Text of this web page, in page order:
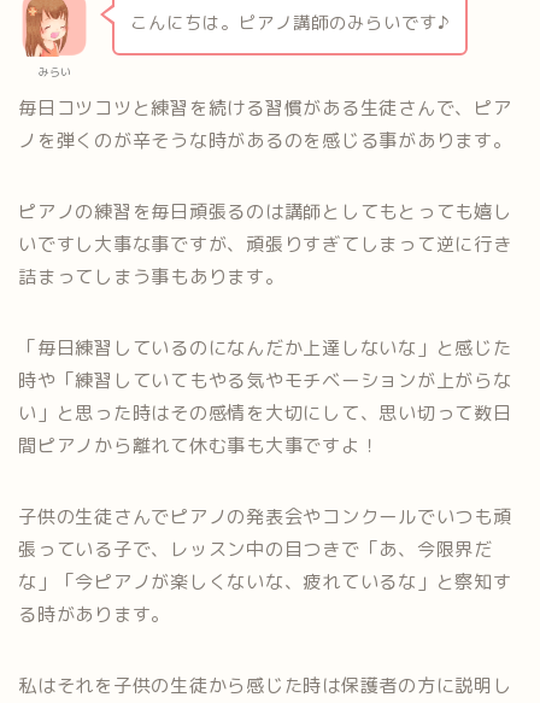
みらい
こんにちは。ピアノ講師のみらいです♪
毎日コツコツと練習を続ける習慣がある生徒さんで、ピア
ノを弾くのが辛そうな時があるのを感じる事があります。
ピアノの練習を毎日頑張るのは講師としてもとっても嬉し
いですし大事な事ですが、頑張りすぎてしまって逆に行き
詰まってしまう事もあります。
「毎日練習しているのになんだか上達しないな」と感じた
時や「練習していてもやる気やモチベーションが上がらな
い」と思った時はその感情を大切にして、思い切って数日
間ピアノから離れて休む事も大事ですよ！
子供の生徒さんでピアノの発表会やコンクールでいつも頑
張っている子で、レッスン中の目つきで「あ、今限界だ
な」「今ピアノが楽しくないな、疲れているな」と察知す
る時があります。
私はそれを子供の生徒から感じた時は保護者の方に説明し